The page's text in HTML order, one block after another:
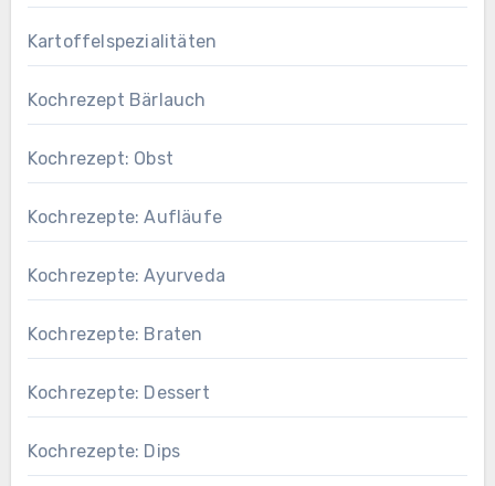
Kartoffelspezialitäten
Kochrezept Bärlauch
Kochrezept: Obst
Kochrezepte: Aufläufe
Kochrezepte: Ayurveda
Kochrezepte: Braten
Kochrezepte: Dessert
Kochrezepte: Dips